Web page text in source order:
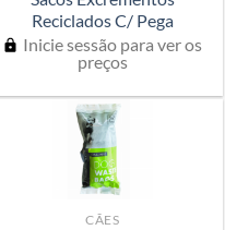
Reciclados C/ Pega
Inicie sessão para ver os
preços
CÃES